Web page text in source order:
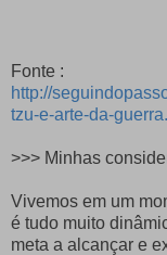
Fonte :
http://
tzu-e-arte-da-
>>> Minhas
Vivemos em um
é tudo muito
meta a alcançar e